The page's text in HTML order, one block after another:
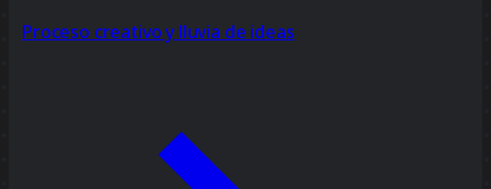
Proceso creativo y lluvia de ideas